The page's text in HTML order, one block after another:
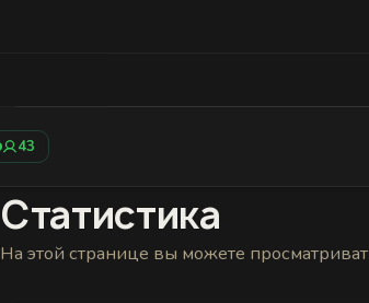
43
Статистика
Статистика
На этой странице вы можете